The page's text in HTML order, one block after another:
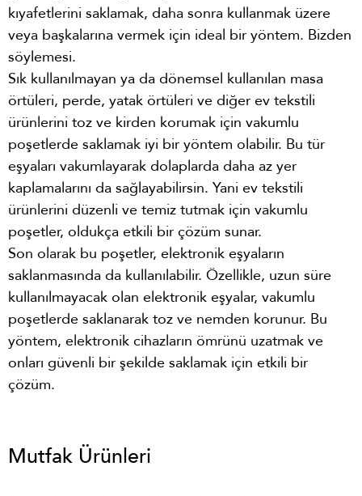
kıyafetlerini saklamak, daha sonra kullanmak üzere
veya başkalarına vermek için ideal bir yöntem. Bizden
söylemesi.
Sık kullanılmayan ya da dönemsel kullanılan masa
örtüleri, perde, yatak örtüleri ve diğer ev tekstili
ürünlerini toz ve kirden korumak için vakumlu
poşetlerde saklamak iyi bir yöntem olabilir. Bu tür
eşyaları vakumlayarak dolaplarda daha az yer
kaplamalarını da sağlayabilirsin. Yani ev tekstili
ürünlerini düzenli ve temiz tutmak için vakumlu
poşetler, oldukça etkili bir çözüm sunar.
Son olarak bu poşetler, elektronik eşyaların
saklanmasında da kullanılabilir. Özellikle, uzun süre
kullanılmayacak olan elektronik eşyalar, vakumlu
poşetlerde saklanarak toz ve nemden korunur. Bu
yöntem, elektronik cihazların ömrünü uzatmak ve
onları güvenli bir şekilde saklamak için etkili bir
çözüm.
Mutfak Ürünleri